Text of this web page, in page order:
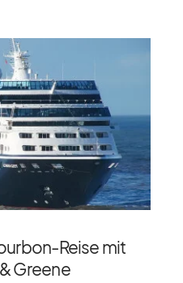
Reise mit
Greene